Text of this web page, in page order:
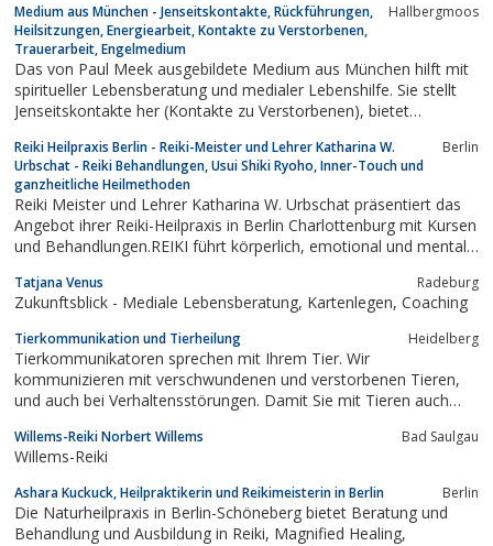
Medium aus München - Jenseitskontakte, Rückführungen,
Heilsitzungen, Energiearbeit, Kontakte zu Verstorbenen,
Trauerarbeit, Engelmedium
Hallbergmoos
Das von Paul Meek ausgebildete Medium aus München hilft mit
spiritueller Lebensberatung und medialer Lebenshilfe. Sie stellt
Jenseitskontakte her (Kontakte zu Verstorbenen), bietet
Channeln, Heilsitzungen (geistiges Heilen) und Auflösen
emotionaler und energetischer...
Reiki Heilpraxis Berlin - Reiki-Meister und Lehrer Katharina W.
Urbschat - Reiki Behandlungen, Usui Shiki Ryoho, Inner-Touch und
ganzheitliche Heilmethoden
Berlin
Reiki Meister und Lehrer Katharina W. Urbschat präsentiert das
Angebot ihrer Reiki-Heilpraxis in Berlin Charlottenburg mit Kursen
und Behandlungen.REIKI führt körperlich, emotional und mental
neu erleben
Tatjana Venus Radeburg
Zukunftsblick - Mediale Lebensberatung, Kartenlegen, Coaching
Tierkommunikation und Tierheilung Heidelberg
Tierkommunikatoren sprechen mit Ihrem Tier. Wir
kommunizieren mit verschwundenen und verstorbenen Tieren,
und auch bei Verhaltensstörungen. Damit Sie mit Tieren auch
Tierkommunikation. In diesen Kursen können Sie die Sprache der
Tiere lernen.
Willems-Reiki Norbert Willems Bad Saulgau
Willems-Reiki
Ashara Kuckuck, Heilpraktikerin und Reikimeisterin in Berlin Berlin
Die Naturheilpraxis in Berlin-Schöneberg bietet Beratung und
Behandlung und Ausbildung in Reiki, Magnified Healing,